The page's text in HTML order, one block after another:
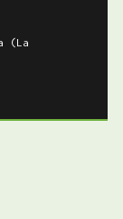
(La